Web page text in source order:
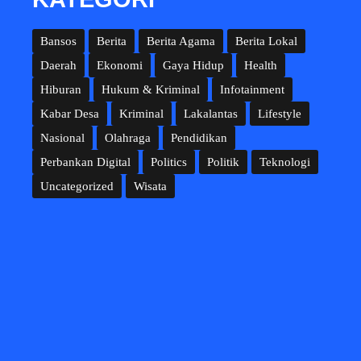
Bansos Berita Berita Agama
Berita Lokal
Daerah
Ekonomi Gaya Hidup
Health
Hiburan
Hukum & Kriminal
Infotainment
Kabar Desa
Kriminal Lakalantas
Lifestyle
Nasional
Olahraga
Pendidikan
Perbankan Digital
Politics Politik
Teknologi
Uncategorized
Wisata